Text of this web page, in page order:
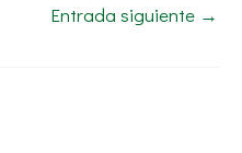
Entrada siguiente →